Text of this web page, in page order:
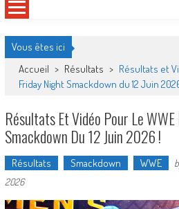
Vous êtes ici
Accueil > Résultats > Résultats et
Friday Night Smackdown du 12 Juin
Résultats Et Vidéo Pour Le
Smackdown Du 12 Juin 2026 !
Résultats Smackdown WWE
2026